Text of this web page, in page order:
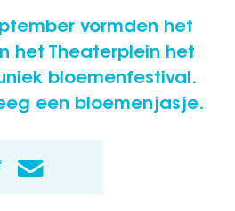
vormden het
het Theaterplein het
bloemenfestival.
een bloemenjasje.